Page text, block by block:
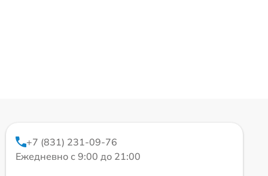
+7 (831) 231-09-76
Ежедневно с 9:00 до 21:00